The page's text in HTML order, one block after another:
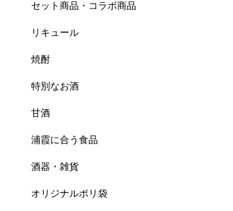
セット商品・コラボ商品
リキュール
焼酎
特別なお酒
甘酒
浦霞に合う食品
酒器・雑貨
オリジナルポリ袋